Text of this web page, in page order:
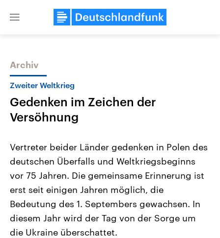
Close
Themen
Landtagswahl Sachsen-Anhalt
2026
Alle Informationen
Sachsen-Anhalt wählt am 6.
September 2026 einen neuen
Landtag. Seit 2021 wird das
Bundesland von einer Koalition aus
Umfragen, Prognosen,
USA
Aktuelle Beiträge,
Hintergründe
Wirtschaftlich und
gehören die Vereinigten
den mächtigsten Ländern
mit großem Einfluss auf
aktuelle Weltgeschehen.
Archiv
Zweiter Weltkrieg
Gedenken im Zeichen der
Versöhnung
Vertreter beider Länder gedenken in Polen des
deutschen Überfalls und Weltkriegsbeginns
vor 75 Jahren. Die gemeinsame Erinnerung ist
erst seit einigen Jahren möglich, die
Bedeutung des 1. Septembers gewachsen. In
diesem Jahr wird der Tag von der Sorge um
die Ukraine überschattet.